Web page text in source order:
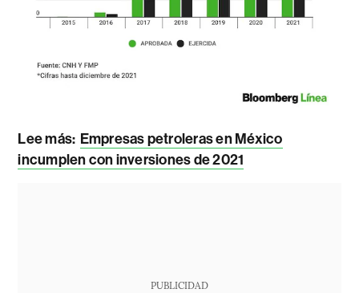
Lee más: Empresas petroleras en México
incumplen con inversiones de 2021
PUBLICIDAD